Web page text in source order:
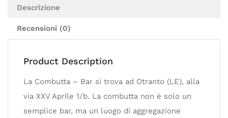
Descrizione
Recensioni (0)
Product Description
La Combutta – Bar si trova ad Otranto (LE), alla
via XXV Aprile 1/b. La combutta non è solo un
semplice bar, ma un luogo di aggregazione